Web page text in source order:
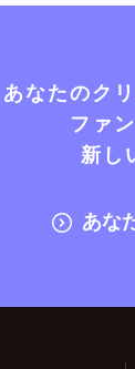
あなたのク
ファ
新し
あな